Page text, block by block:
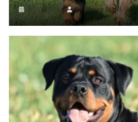
31/01/2026 Pet Review Brasil